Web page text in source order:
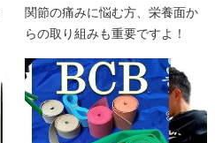
関節の痛みに悩む方、栄養面か
らの取り組みも重要ですよ！